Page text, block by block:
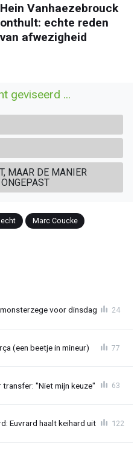
Hein Vanhaezebrouck
onthult: echte reden
van afwezigheid
geviseerd ...
MAAR DE MANIER
Marc Coucke
voor dinsdag 24
(een beetje in mineur) 77
"Niet mijn keuze" 63
Euvrard haalt keihard uit 122